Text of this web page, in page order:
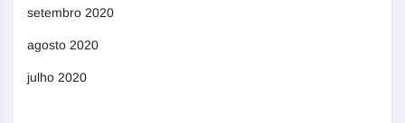
setembro 2020
agosto 2020
julho 2020